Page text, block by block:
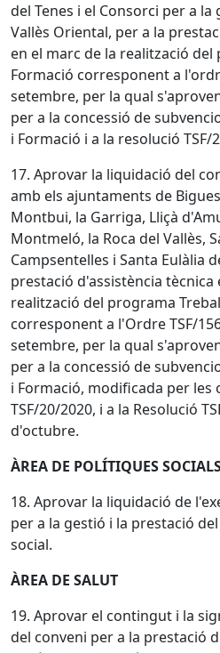
del Tenes i el Consorci per a
Vallès Oriental, per a la
en el marc de la realització
Formació corresponent a
setembre, per la qual
per a la concessió de
i Formació i a la resolució
17. Aprovar la liquidació del
amb els ajuntaments de
Montbui, la Garriga, Lliçà
Montmeló, la Roca del Vallès,
Campsentelles i Santa Eulàlia
prestació d'assistència tècnica
realització del programa
corresponent a l'Ordre TSF/
setembre, per la qual
per a la concessió de
i Formació, modificada per les
TSF/20/2020, i a la Resolució
d'octubre.
ÀREA DE POLÍTIQUES
18. Aprovar la liquidació de
per a la gestió i la prestació
social.
ÀREA DE SALUT
19. Aprovar el contingut i la
del conveni per a la prestació